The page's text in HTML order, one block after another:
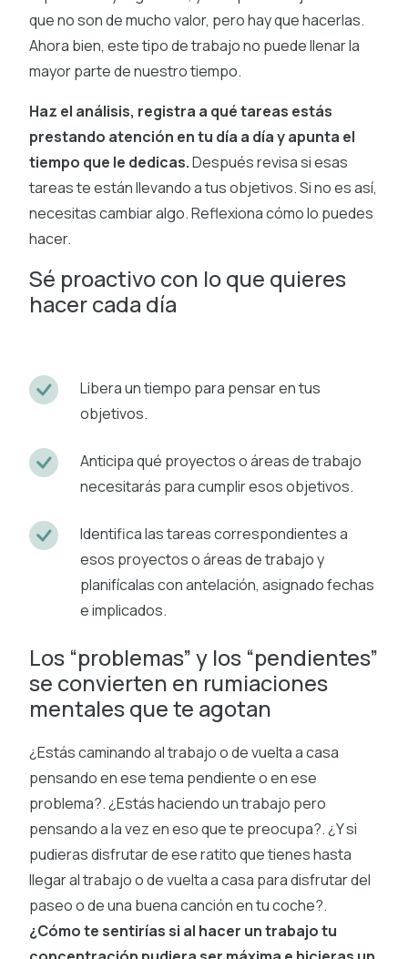
que no son de mucho valor, pero hay que hacerlas.
Ahora bien, este tipo de trabajo no puede llenar la
mayor parte de nuestro tiempo.
Haz el análisis, registra a qué tareas estás
prestando atención en tu día a día y apunta el
tiempo que le dedicas.Después revisa si esas
tareas te están llevando a tus objetivos. Si no es así,
necesitas cambiar algo. Reflexiona cómo lo puedes
hacer.
Sé proactivo con lo que quieres
hacer cada día
Libera un tiempo para pensar en tus
objetivos.
Anticipa qué proyectos o áreas de trabajo
necesitarás para cumplir esos objetivos.
Identifica las tareas correspondientes a
esos proyectos o áreas de trabajo y
planifícalas con antelación, asignado fechas
e implicados.
Los “problemas” y los “pendientes”
se convierten en rumiaciones
mentales que te agotan
¿Estás caminando al trabajo o de vuelta a casa
pensando en ese tema pendiente o en ese
problema?. ¿Estás haciendo un trabajo pero
pensando a la vez en eso que te preocupa?. ¿Y si
pudieras disfrutar de ese ratito que tienes hasta
llegar al trabajo o de vuelta a casa para disfrutar del
paseo o de una buena canción en tu coche?.
¿Cómo te sentirías si al hacer un trabajo tu